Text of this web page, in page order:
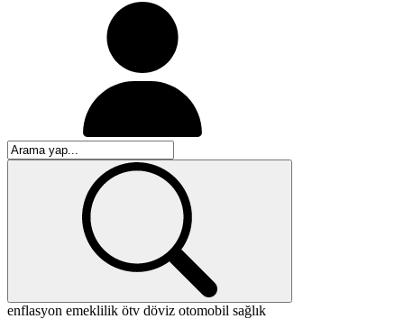
enflasyon emeklilik ötv döviz otomobil sağlık